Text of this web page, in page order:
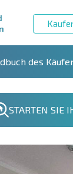
des
STARTEN SIE